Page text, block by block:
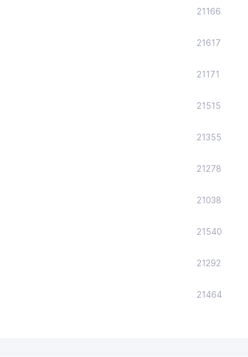
21166
21617
21171
21515
21355
21278
21038
21540
21292
21464